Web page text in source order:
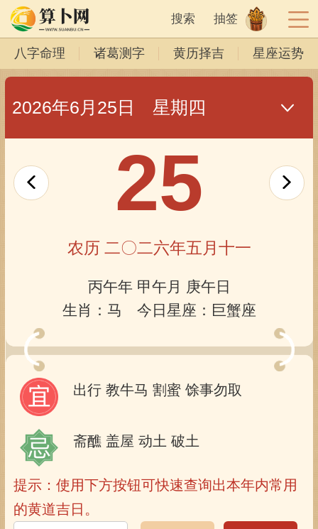
搜索 抽签
八字命理 诸葛测字 黄历择吉 星座运势
2026年6月25日 星期四
25
农历 二〇二六年五月十一
丙午年 甲午月 庚午日
生肖：马 今日星座：巨蟹座
出行 教牛马 割蜜 馀事勿取
斋醮 盖屋 动土 破土
提示：使用下方按钮可快速查询出本年内常用
的黄道吉日。